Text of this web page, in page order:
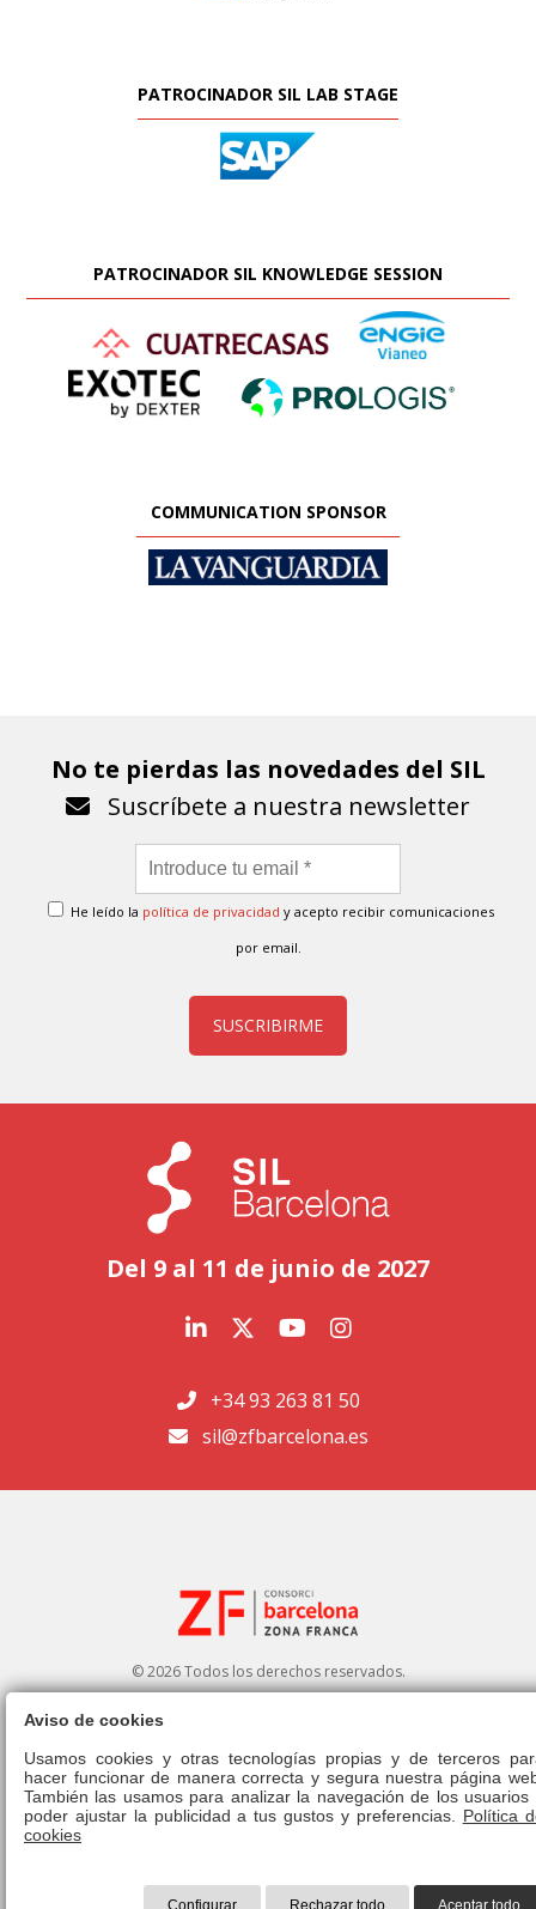
PATROCINADOR SIL LAB STAGE
PATROCINADOR SIL KNOWLEDGE SESSION
COMMUNICATION SPONSOR
No te pierdas las novedades del SIL
Suscríbete a nuestra newsletter
He leído la política de privacidad y acepto recibir comunicaciones
por email.
SUSCRIBIRME
Del 9 al 11 de junio de 2027
+34 93 263 81 50
sil@zfbarcelona.es
© 2026 Todos los derechos reservados.
Aviso legal|Política de privacidad|Política de cookies|Canal ético|
Derecho de admisión|Normativa
Aviso de cookies
Usamos cookies y otras tecnologías propias y de terceros
hacer funcionar de manera correcta y segura nuestra página
También las usamos para analizar la navegación de los usuarios
poder ajustar la publicidad a tus gustos y preferencias. Política
cookies
Configurar Rechazar todo Aceptar todo